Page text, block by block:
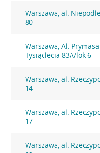
Warszawa, al.
80
Warszawa, Al. Prymasa
Tysiąclecia 83A/lok 6
Warszawa, al.
14
Warszawa, al.
17
Warszawa, al.